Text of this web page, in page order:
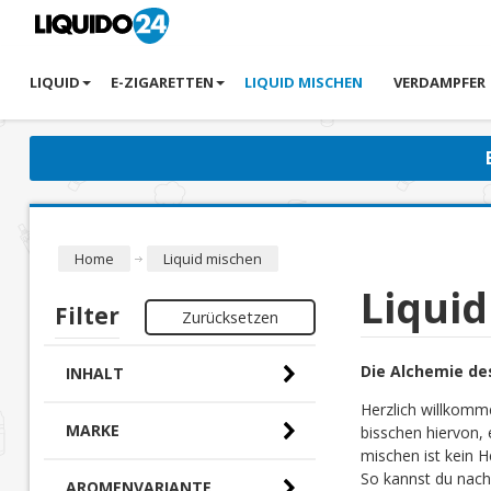
LIQUID E-ZIGARETTEN LIQUID MISCHEN VERDAMPFER
Home Liquid mischen
Die Alchemie
Herzlich
bisschen hiervon,
mischen ist kein
So kannst du
Filter Zurücksetzen
INHALT
MARKE